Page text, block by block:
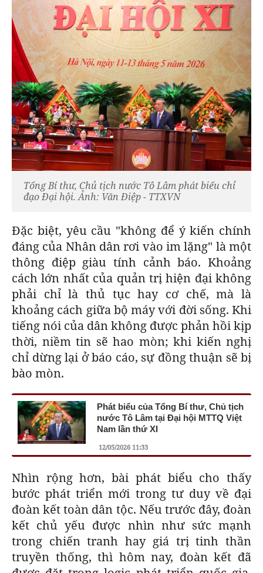
Tổng Bí thư, Chủ tịch nước Tô Lâm phát biểu chỉ
đạo Đại hội. Ảnh: Văn Điệp - TTXVN
Đặc biệt, yêu cầu "không để ý kiến chính
đáng của Nhân dân rơi vào im lặng" là một
thông điệp giàu tính cảnh báo. Khoảng
cách lớn nhất của quản trị hiện đại không
phải chỉ là thủ tục hay cơ chế, mà là
khoảng cách giữa bộ máy với đời sống. Khi
tiếng nói của dân không được phản hồi kịp
thời, niềm tin sẽ hao mòn; khi kiến nghị
chỉ dừng lại ở báo cáo, sự đồng thuận sẽ bị
bào mòn.
Phát biểu của Tổng Bí thư, Chủ tịch
nước Tô Lâm tại Đại hội MTTQ Việt
Nam lần thứ XI
12/05/2026 11:33
Nhìn rộng hơn, bài phát biểu cho thấy
bước phát triển mới trong tư duy về đại
đoàn kết toàn dân tộc. Nếu trước đây, đoàn
kết chủ yếu được nhìn như sức mạnh
trong chiến tranh hay giá trị tinh thần
truyền thống, thì hôm nay, đoàn kết đã